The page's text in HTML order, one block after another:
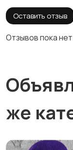
Оставить отзыв
Отзывов пока
же